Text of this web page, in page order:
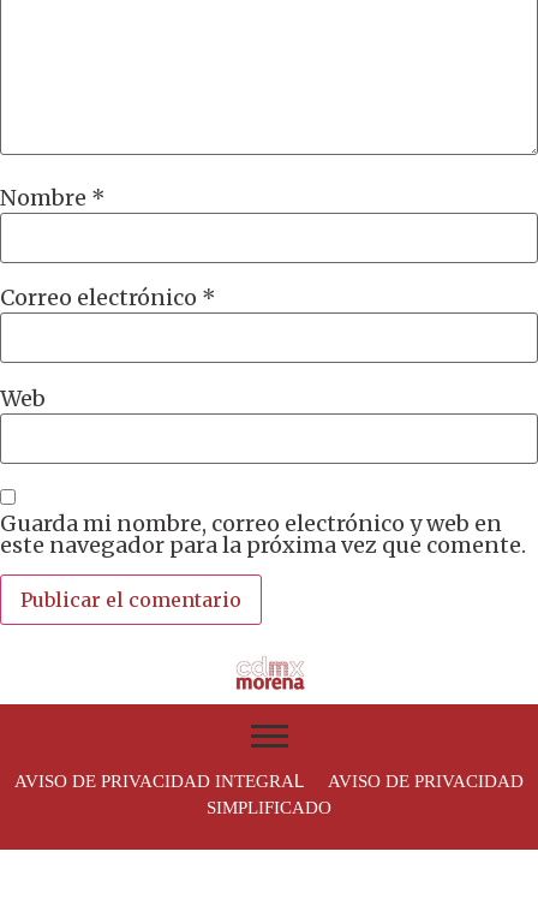
Nombre *
Correo electrónico *
Web
Guarda mi nombre, correo electrónico y web en
este navegador para la próxima vez que comente.
AVISO DE PRIVACIDAD INTEGRAL AVISO DE PRIVACIDAD
SIMPLIFICADO